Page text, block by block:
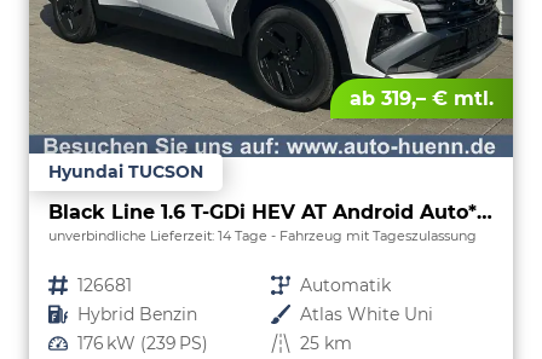
ab 319,– € mtl.
Hyundai TUCSON
Black Line 1.6 T-GDi HEV AT Android Auto*Navi*SHZ*Kamera*2Z Klimaauto*
unverbindliche Lieferzeit: 14 Tage Fahrzeug mit Tageszulassung
Fahrzeugnr. 126681 Getriebe Automatik
Kraftstoff Hybrid Benzin Außenfarbe Atlas White Uni
Leistung 176 kW (239 PS) Kilometerstand 25 km